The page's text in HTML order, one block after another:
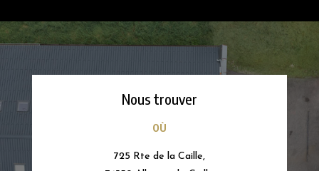
Nous trouver
OÙ
725 Rte de la Caille,